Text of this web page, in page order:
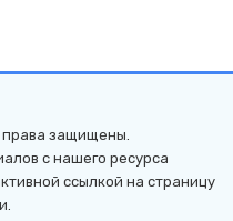
права защищены.
с нашего ресурса
ссылкой на страницу